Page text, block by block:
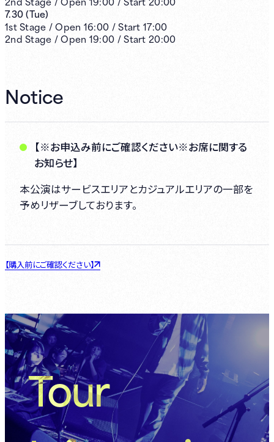
7.30(Tue)
1stStage /Open 16:00 /Start 17:00
2nd Stage /Open 19:00 /Start 20:00
Notice
【※お申込み前にご確認ください※お席に関する
お知らせ】
本公演はサービスエリアとカジュアルエリアの一部を
予めリザーブしております。
【購入前にご確認ください】
Tour